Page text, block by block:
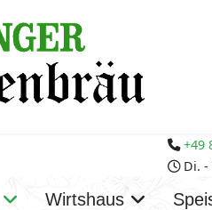
Wirtshaus
+49
Di. -